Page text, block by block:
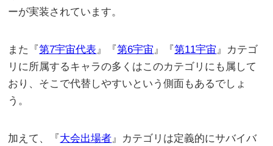
ーが実装されています。
また『第7宇宙代表 』『第6宇宙 』『第11宇宙 』カテゴ
リに所属するキャラの多くはこのカテゴリにも属して
おり、そこで代替しやすいという側面もあるでしょ
う。
加えて、『大会出場者 』カテゴリは定義的にサバイバ